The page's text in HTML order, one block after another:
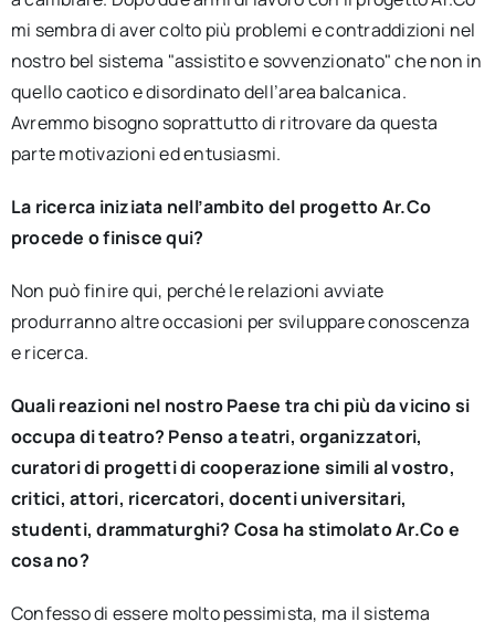
mi sembra di aver colto più problemi e contraddizioni nel
nostro bel sistema "assistito e sovvenzionato" che non in
quello caotico e disordinato dell’area balcanica.
Avremmo bisogno soprattutto di ritrovare da questa
parte motivazioni ed entusiasmi.
La ricerca iniziata nell’ambito del progetto Ar.Co
procede o finisce qui?
Non può finire qui, perché le relazioni avviate
produrranno altre occasioni per sviluppare conoscenza
e ricerca.
Quali reazioni nel nostro Paese tra chi più da vicino si
occupa di teatro? Penso a teatri, organizzatori,
curatori di progetti di cooperazione simili al vostro,
critici, attori, ricercatori, docenti universitari,
studenti, drammaturghi? Cosa ha stimolato Ar.Co e
cosa no?
Confesso di essere molto pessimista, ma il sistema